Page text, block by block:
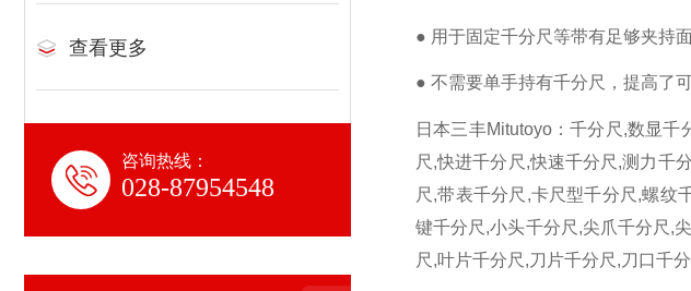
查看更多
咨询热线：
028-87954548
● 用于固定千分尺等带有足够夹持面
● 不需要单手持有千分尺，提高了
日本三丰Mitutoyo：千分尺,数显
尺,快进千分尺,快速千分尺,测力千
尺,带表千分尺,卡尺型千分尺,螺纹
键千分尺,小头千分尺,尖爪千分尺,
尺,叶片千分尺,刀片千分尺,刀口千